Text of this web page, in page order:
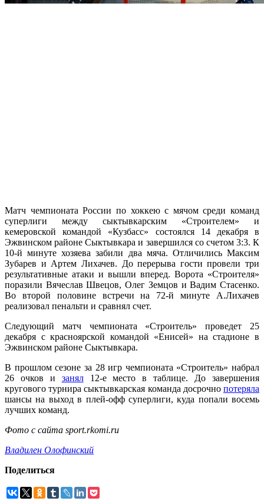
Матч чемпионата России по хоккею с мячом среди команд
суперлиги между сыктывкарским «Строителем» и
кемеровской командой «Кузбасс» состоялся 14 декабря в
Эжвинском районе Сыктывкара и завершился со счетом 3:3. К
10-й минуте хозяева забили два мяча. Отличились Максим
Зубарев и Артем Лихачев. До перерыва гости провели три
результативные атаки и вышли вперед. Ворота «Строителя»
поразили Вячеслав Швецов, Олег Земцов и Вадим Стасенко.
Во второй половине встречи на 72-й минуте А.Лихачев
реализовал пенальти и сравнял счет.
Следующий матч чемпионата «Строитель» проведет 25
декабря с красноярской командой «Енисей» на стадионе в
Эжвинском районе Сыктывкара.
В прошлом сезоне за 28 игр чемпионата «Строитель» набрал
26 очков и занял12-е место в таблице. До завершения
кругового турнира сыктывкарская команда досрочно потеряла
шансы на выход в плей-офф суперлиги, куда попали восемь
лучших команд.
Фото с сайта sport.rkomi.ru
Владилен Олофинский
Поделиться